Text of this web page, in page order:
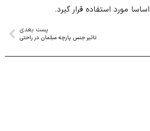
مورد استفاده قرار گیرد.
پست بعدی
تاثیر جنس پارچه مبلمان در راحتی